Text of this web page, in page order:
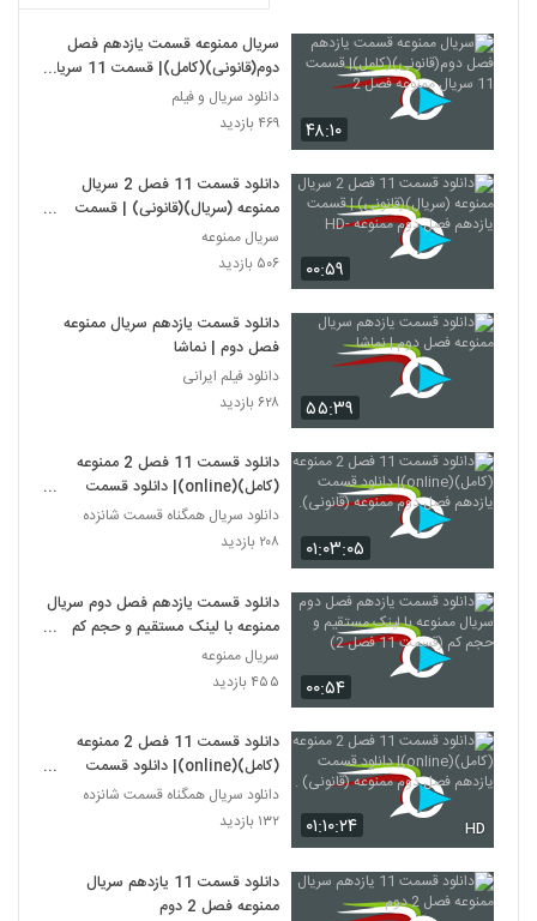
۴۸:۱۰
سریال ممنوعه قسمت یازدهم فصل
دوم(قانونی)(کامل)| قسمت 11 سریال
ممنوعه فصل 2
دانلود سریال و فیلم
۴۶۹ بازدید
۰۰:۵۹
دانلود قسمت 11 فصل 2 سریال
ممنوعه (سریال)(قانونی) | قسمت
یازدهم فصل دوم ممنوعه -HD
سریال ممنوعه
۵۰۶ بازدید
۵۵:۳۹
دانلود قسمت یازدهم سریال ممنوعه
فصل دوم | نماشا
دانلود فیلم ایرانی
۶۲۸ بازدید
۰۱:۰۳:۰۵
دانلود قسمت 11 فصل 2 ممنوعه
(کامل)(online)| دانلود قسمت
یازدهم فصل دوم ممنوعه (قانونی).
دانلود سریال همگناه قسمت شانزده
۲۰۸ بازدید
۰۰:۵۴
دانلود قسمت یازدهم فصل دوم سریال
ممنوعه با لینک مستقیم و حجم کم
(قسمت 11 فصل 2)
سریال ممنوعه
۴۵۵ بازدید
۰۱:۱۰:۲۴ HD
دانلود قسمت 11 فصل 2 ممنوعه
(کامل)(online)| دانلود قسمت
یازدهم فصل دوم ممنوعه (قانونی) .
دانلود سریال همگناه قسمت شانزده
۱۳۲ بازدید
دانلود قسمت 11 یازدهم سریال
ممنوعه فصل 2 دوم